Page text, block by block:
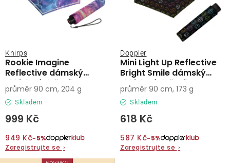
Gastro produkty
Prodávané značky
O nás
ů
t
ů
Rookie Imagine
Reflective dámský
skládací deštník
Knirps
Skladem
999 Kč
949 Kč−5%
Zaregistrujte se ›
průměr 90 cm, 204 g
Mini Light Up Reflective
Bright Smile dámský
skládací deštník
Doppler
Skladem
618 Kč
587 Kč−5%
Zaregistrujte se ›
průměr 90 cm, 173 g